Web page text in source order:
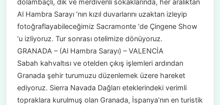
dolambaçlı, dik ve merdivenli sokaklarında, her aralıktan
Al Hambra Sarayı ‘nın kızıl duvarlarını uzaktan izleyip
fotoğraflayabileceğimiz Sacramonte ‘de Çingene Show
‘u izliyoruz. Tur sonrası otelimize dönüyoruz.
GRANADA – (Al Hambra Sarayı) – VALENCİA
Sabah kahvaltısı ve otelden çıkış işlemleri ardından
Granada şehir turumuzu düzenlemek üzere hareket
ediyoruz. Sierra Navada Dağları eteklerindeki verimli
topraklara kurulmuş olan Granada, İspanya’nın en turistik